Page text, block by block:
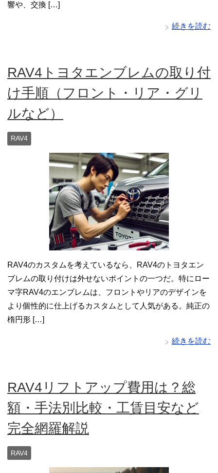
響や、交換 […]
続きを読む
RAV4トヨタエンブレムの取り付
け手順（フロント・リア・グリ
ルなど）
RAV4
RAV4のカスタムを考えているなら、RAV4のトヨタエン
ブレムの取り付けは外せないポイントの一つだ。特にロー
マ字RAV4のエンブレムは、フロントやリアのデザインを
より個性的に仕上げるカスタムとして人気がある。純正の
楕円形 […]
続きを読む
RAV4リフトアップ費用は？総
額・手法別比較・工賃目安など
完全網羅解説
RAV4